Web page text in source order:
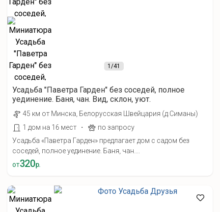
1/41
Усадьба "Паветра Гарден" без соседей, полное
уединение. Баня, чан. Вид, склон, уют.
45 км от Минска, Белорусская Швейцария (д.Симаны)
1 дом на 16 мест
·
по запросу
Усадьба «Паветра Гарден» предлагает дом с садом без
соседей, полное уединение. Баня, чан....
от320р.